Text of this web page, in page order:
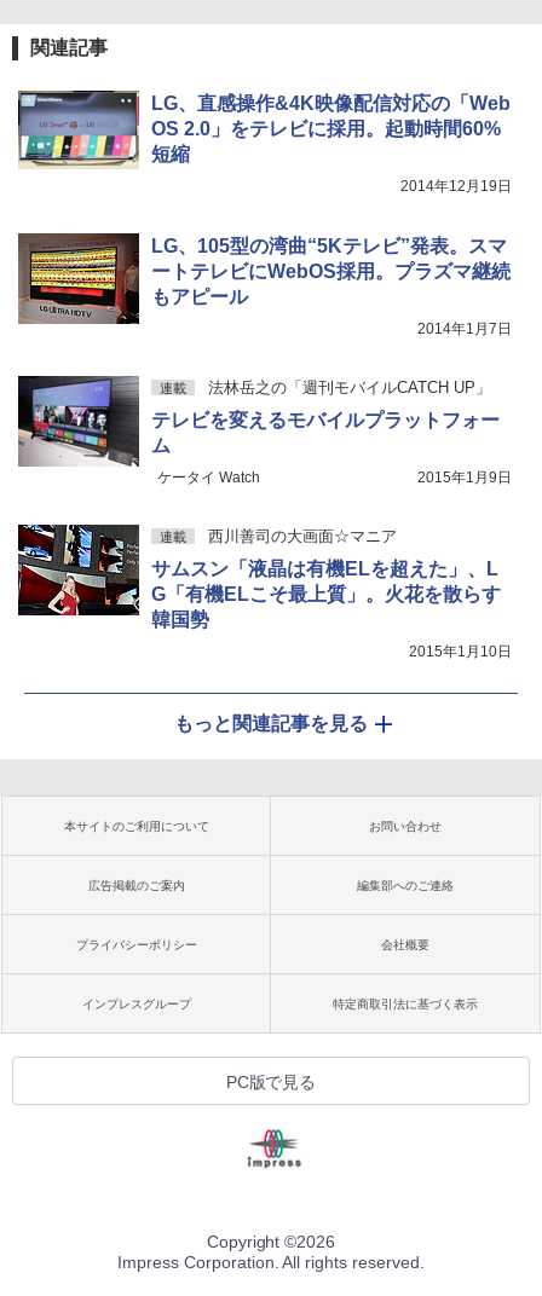
関連記事
LG、直感操作&4K映像配信対応の「Web
OS 2.0」をテレビに採用。起動時間60%
短縮
2014年12月19日
LG、105型の湾曲“5Kテレビ”発表。スマ
ートテレビにWebOS採用。プラズマ継続
もアピール
2014年1月7日
連載 法林岳之の「週刊モバイルCATCH UP」
テレビを変えるモバイルプラットフォー
ム
ケータイ Watch 2015年1月9日
連載 西川善司の大画面☆マニア
サムスン「液晶は有機ELを超えた」、L
G「有機ELこそ最上質」。火花を散らす
韓国勢
2015年1月10日
もっと関連記事を見る
本サイトのご利用について お問い合わせ
広告掲載のご案内 編集部へのご連絡
プライバシーポリシー 会社概要
インプレスグループ 特定商取引法に基づく表示
PC版で見る
Copyright ©2026
Impress Corporation. All rights reserved.